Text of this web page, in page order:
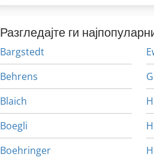
Разгледајте ги
Bargstedt
Behrens
Blaich
Boegli
Boehringer